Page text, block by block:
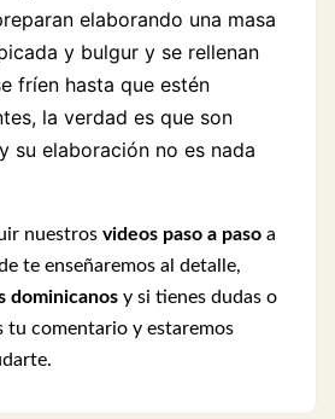
elaborando una masa
y bulgur y se rellenan
fríen hasta que estén
la verdad es que son
su elaboración no es nada
nuestros videos paso a paso a
te enseñaremos al detalle,
dominicanos y si tienes dudas o
tu comentario y estaremos